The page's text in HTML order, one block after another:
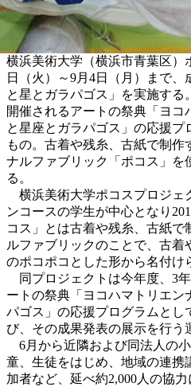
横浜美術大学（横浜市青葉区）
日（火）～9月4日（月）まで
と星とガラパゴス」を実施する
開催されるアートの祭典「ヨ
と星座とガラパゴス」の応援プ
もの。古着や残糸、古紙で制
ナルファブリック「ポコス」を
る。
横浜美術大学ポコスプロジェ
ンコースの学生が中心となり
コス」とは古着や残糸、古紙
ルファブリックのことで、古着
のポコポコとした形から名付け
同プロジェクトは今年度、3
ートの祭典「ヨコハマトリエ
パゴス」の応援プログラムとし
び、その成果発表の展示を行う
6月から近隣および同法人の
童、生徒をはじめ、地域の連携
加者など、延べ約2,000人の協